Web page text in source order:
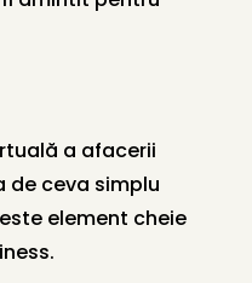
a afacerii
de ceva simplu
element cheie